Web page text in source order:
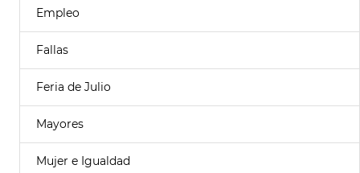
Empleo
Fallas
Feria de Julio
Mayores
Mujer e Igualdad